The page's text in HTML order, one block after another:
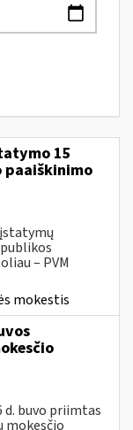
15
paaiškinimo
įstatymų
– PVM
mokestis
d. buvo priimtas
mokesčio